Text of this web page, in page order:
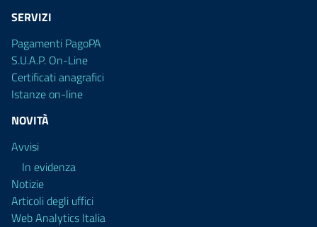
SERVIZI
Pagamenti PagoPA
S.U.A.P. On-Line
Certificati anagrafici
Istanze on-line
NOVITÀ
Avvisi
In evidenza
Notizie
Articoli degli uffici
Web Analytics Italia